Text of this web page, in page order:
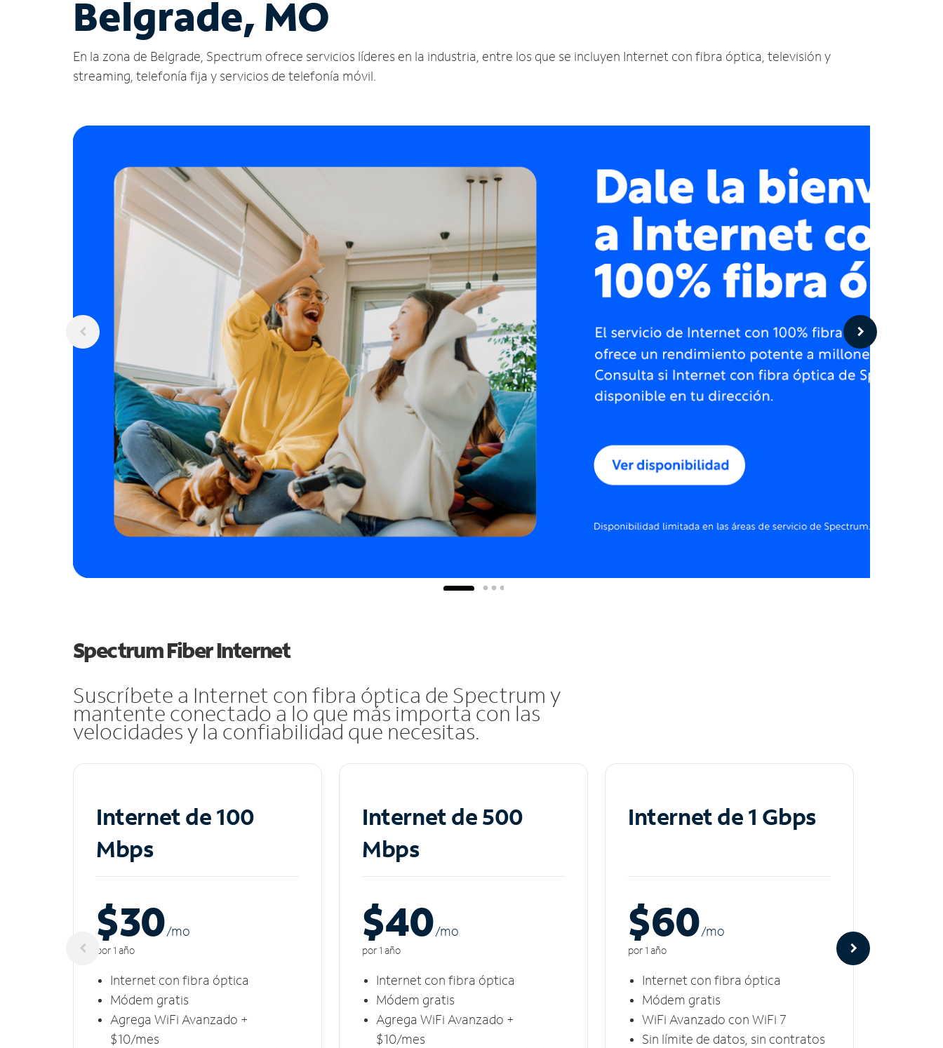
Belgrade, MO
En la zona de Belgrade, Spectrum ofrece servicios líderes en la industria, entre los que se incluyen Internet con fibra óptica, televisión y
streaming, telefonía fija y servicios de telefonía móvil.
Spectrum Fiber Internet
Suscríbete a Internet con fibra óptica de Spectrum y
mantente conectado a lo que más importa con las
velocidades y la confiabilidad que necesitas.
Internet de 100
Mbps
$30/mo
por 1 año
Internet con fibra óptica
Módem gratis
Agrega WiFi Avanzado +
$10/mes
Internet de 500
Mbps
$40/mo
por 1 año
Internet con fibra óptica
Módem gratis
Agrega WiFi Avanzado +
$10/mes
Internet de 1 Gbps
$60/mo
por 1 año
Internet con fibra óptica
Módem gratis
WiFi Avanzado con WiFi 7
Sin límite de datos, sin contratos